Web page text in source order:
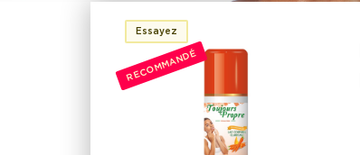
Essayez
RECOMMANDÉ